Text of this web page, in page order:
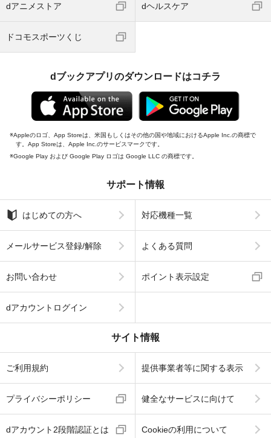
dアニメストア dヘルスケア
ドコモスポーツくじ
dブックアプリのダウンロードはコチラ
Appleのロゴ、App Storeは、米国もしくはその他の国や地域におけるApple Inc.の商標で
す。App Storeは、Apple Inc.のサービスマークです。
Google Play および Google Play ロゴは Google LLC の商標です。
サポート情報
はじめての方へ 対応機種一覧
メールサービス登録/解除 よくある質問
お問い合わせ ポイント表示設定
dアカウントログイン
サイト情報
ご利用規約 提供事業者等に関する表示
プライバシーポリシー 健全なサービスに向けて
dアカウント2段階認証とは Cookieの利用について